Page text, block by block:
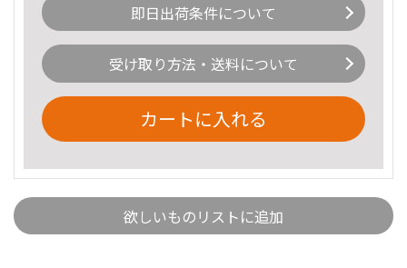
即日出荷条件について
受け取り方法・送料について
カートに入れる
欲しいものリストに追加